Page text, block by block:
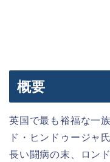
概要
英国で最も裕福な一
ド・ヒンドゥージャ
長い闘病の末、ロン